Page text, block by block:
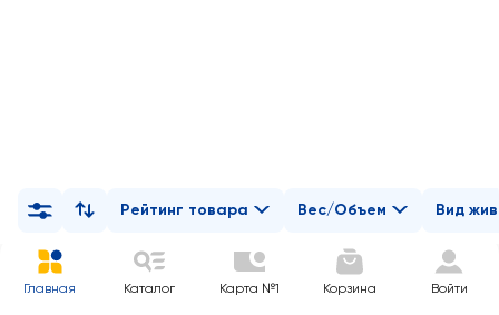
Рейтинг товара Вес/Объем Вид
Главная Каталог Карта №1 Корзина Войти